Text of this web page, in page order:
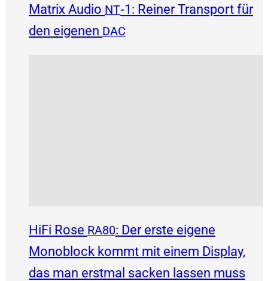
Matrix Audio NT‑1: Reiner Transport für
den eigenen DAC
HiFi Rose RA80: Der erste eigene
Monoblock kommt mit einem Display,
das man erstmal sacken lassen muss